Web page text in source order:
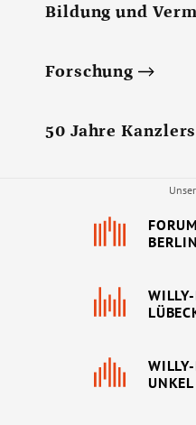
Bildung und
Forschung
50 Jahre
BERLIN
UNKEL